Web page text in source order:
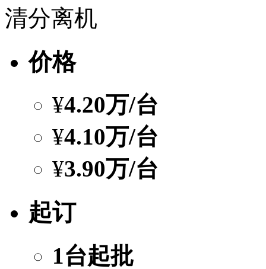
清分离机
价格
¥4.20万/台
¥4.10万/台
¥3.90万/台
起订
1台起批